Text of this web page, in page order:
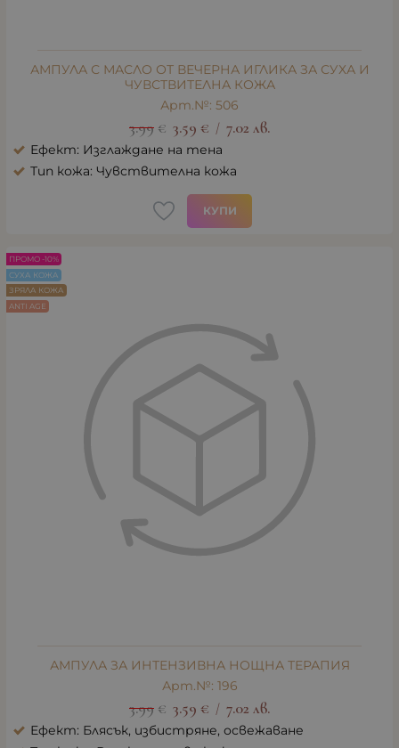
АМПУЛА С МАСЛО ОТ ВЕЧЕРНА ИГЛИКА ЗА СУХА И
ЧУВСТВИТЕЛНА КОЖА
Арт.№: 506
3.99 € 3.59 € / 7.02 лв.
Ефект: Изглаждане на тена
Тип кожа: Чувствителна кожа
КУПИ
АМПУЛА ЗА ИНТЕНЗИВНА НОЩНА ТЕРАПИЯ
Арт.№: 196
3.99 € 3.59 € / 7.02 лв.
Ефект: Блясък, избистряне, освежаване
ПРОМО -10%
СУХА КОЖА
ЗРЯЛА КОЖА
ANTI AGE